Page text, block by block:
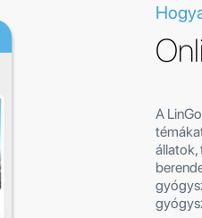
A
állatok,